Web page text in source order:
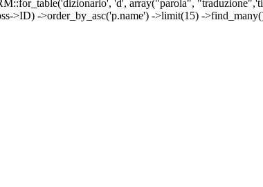
'd', array("parola",
>ID) ->order_by_asc('p.name') ->limit(15) -